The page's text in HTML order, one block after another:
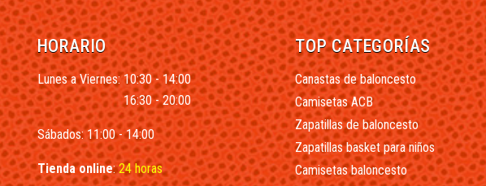
HORARIO
Lunes a Viernes: 10:30 - 14:00
16:30 - 20:00
Sábados: 11:00 - 14:00
Tienda online:24 horas
TOP CATEGORÍAS
Canastas de baloncesto
Camisetas ACB
Zapatillas de baloncesto
Zapatillas basket para niños
Camisetas baloncesto